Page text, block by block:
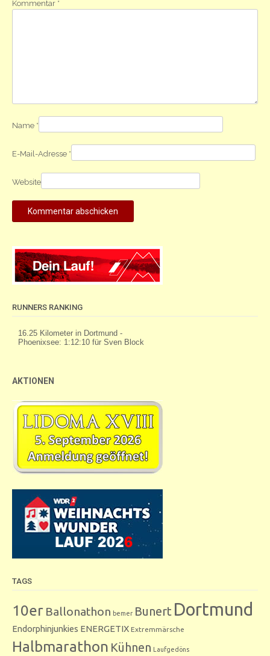
Kommentar *
Name *
E-Mail-Adresse *
Website
RUNNERS RANKING
AKTIONEN
TAGS
10er Ballonathon bemer Bunert Dortmund
Endorphinjunkies ENERGETIX Extremmärsche
Halbmarathon Kühnen Laufgedöns